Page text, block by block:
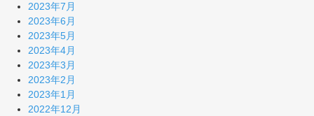
2023年7月
2023年6月
2023年5月
2023年4月
2023年3月
2023年2月
2023年1月
2022年12月